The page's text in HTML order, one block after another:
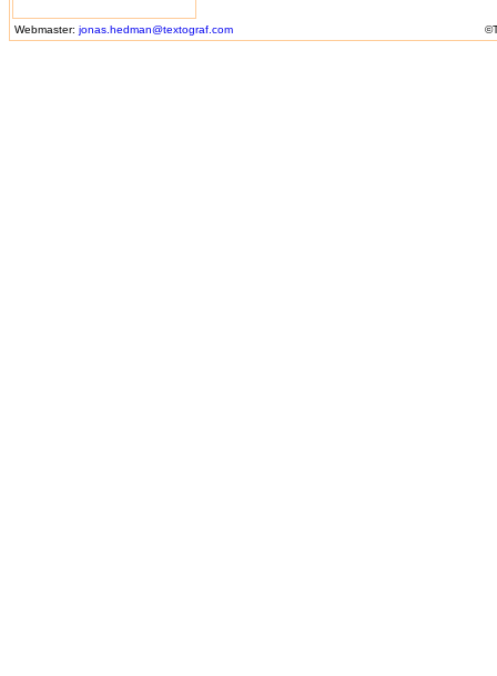
Webmaster: jonas.hedman@textograf.com